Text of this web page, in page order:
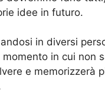
idee in futuro.
in diversi
in cui non
e memorizzerà